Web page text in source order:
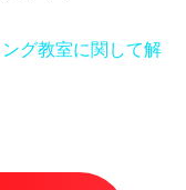
グ教室に関して解